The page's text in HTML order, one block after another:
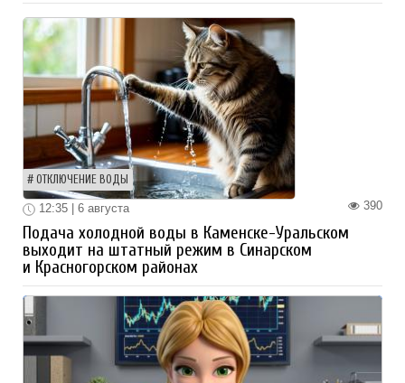
ОТКЛЮЧЕНИЕ ВОДЫ
390
12:35 | 6 августа
Подача холодной воды в Каменске-Уральском
выходит на штатный режим в Синарском
и Красногорском районах